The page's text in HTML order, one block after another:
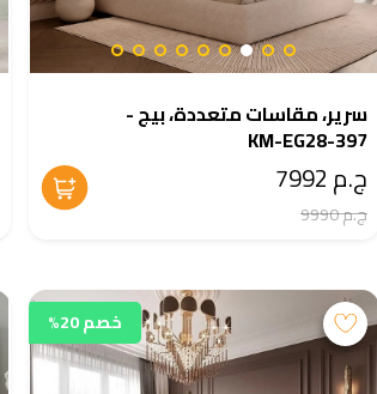
سرير، مقاسات متعددة، بيج -
KM-EG28-397
ج.م 7992
ج.م 9990
خصم 20%